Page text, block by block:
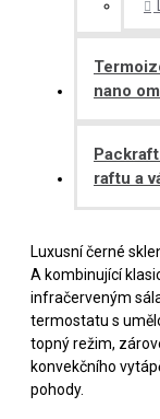
nano
raftu a
Luxusní černé
A kombinující
infračerveným
termostatu s
topný režim,
konvekčního
pohody.